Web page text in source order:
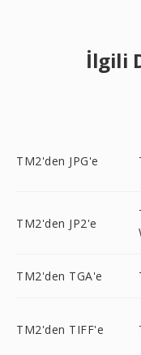
İlgili
TM2'den JPG'e
TM2'den JP2'e
TM2'den TGA'e
TM2'den TIFF'e